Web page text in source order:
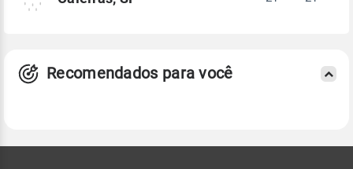
Recomendados para você